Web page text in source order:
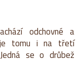
odchovné a
je tomu i na třetí
se o drůbež